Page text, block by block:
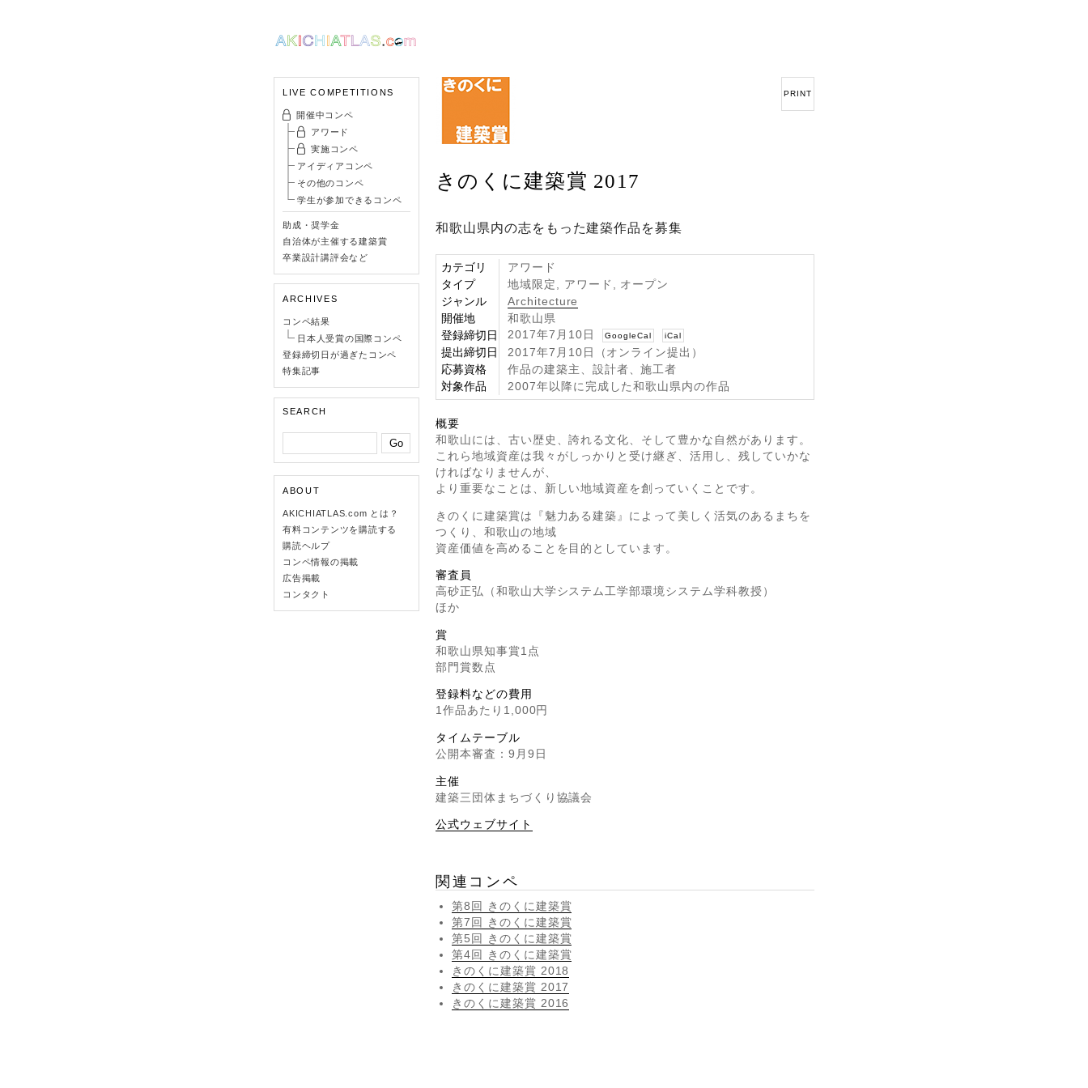
LIVE COMPETITIONS
開催中コンペ
アワード
実施コンペ
アイディアコンペ
その他のコンペ
学生が参加できるコンペ
助成・奨学金
自治体が主催する建築賞
卒業設計講評会など
ARCHIVES
コンペ結果
日本人受賞の国際コンペ
登録締切日が過ぎたコンペ
特集記事
SEARCH
ABOUT
AKICHIATLAS.com とは？
有料コンテンツを購読する
購読ヘルプ
コンペ情報の掲載
広告掲載
コンタクト
PRINT
きのくに建築賞 2017
和歌山県内の志をもった建築作品を募集
カテゴリ
アワード
タイプ
地域限定, アワード, オープン
ジャンル
Architecture
開催地
和歌山県
登録締切日
2017年7月10日 GoogleCal iCal
提出締切日
2017年7月10日（オンライン提出）
応募資格
作品の建築主、設計者、施工者
対象作品
2007年以降に完成した和歌山県内の作品
概要
和歌山には、古い歴史、誇れる文化、そして豊かな自然があります。
これら地域資産は我々がしっかりと受け継ぎ、活用し、残していかな
ければなりませんが、
より重要なことは、新しい地域資産を創っていくことです。
きのくに建築賞は『魅力ある建築』によって美しく活気のあるまちを
つくり、和歌山の地域
資産価値を高めることを目的としています。
審査員
高砂正弘（和歌山大学システム工学部環境システム学科教授）
ほか
賞
和歌山県知事賞1点
部門賞数点
登録料などの費用
1作品あたり1,000円
タイムテーブル
公開本審査：9月9日
主催
建築三団体まちづくり協議会
公式ウェブサイト
関連コンペ
第8回 きのくに建築賞
第7回 きのくに建築賞
第5回 きのくに建築賞
第4回 きのくに建築賞
きのくに建築賞 2018
きのくに建築賞 2017
きのくに建築賞 2016